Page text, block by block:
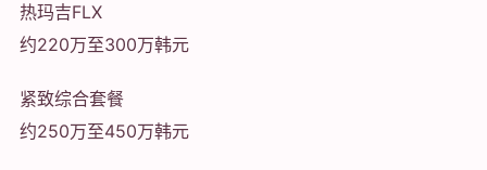
热玛吉FLX
约220万至300万韩元
紧致综合套餐
约250万至450万韩元